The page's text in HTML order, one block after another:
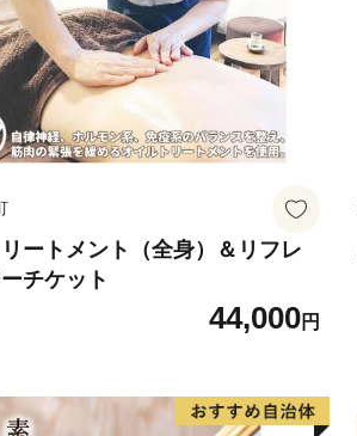
ートメント（全身）＆リフレ
チケット
44,000円